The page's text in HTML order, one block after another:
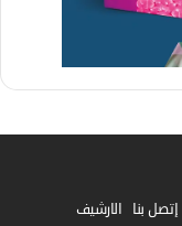
إتصل بنا الارشيف